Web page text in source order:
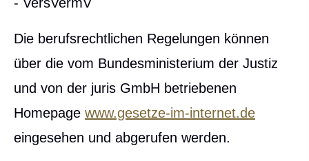
Die berufsrechtlichen Regelungen können
über die vom Bundesministerium der Justiz
und von der juris GmbH betriebenen
Homepage www.gesetze-im-internet.de
eingesehen und abgerufen werden.